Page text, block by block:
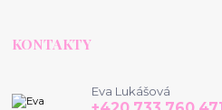
KONTAKTY
Eva Lukášová